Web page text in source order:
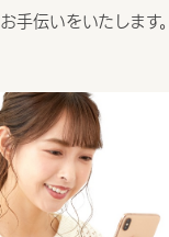
お手伝いをいたします。